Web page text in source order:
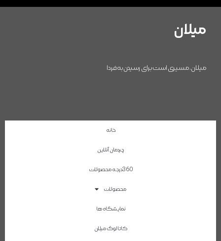
میلان
میلان، مسیری است برای رسیدن به فردا
خانه
چیدمان آنلاین
360درجه محصولات
محصولات
نمایشگاه ها
کاتالوگ میلان